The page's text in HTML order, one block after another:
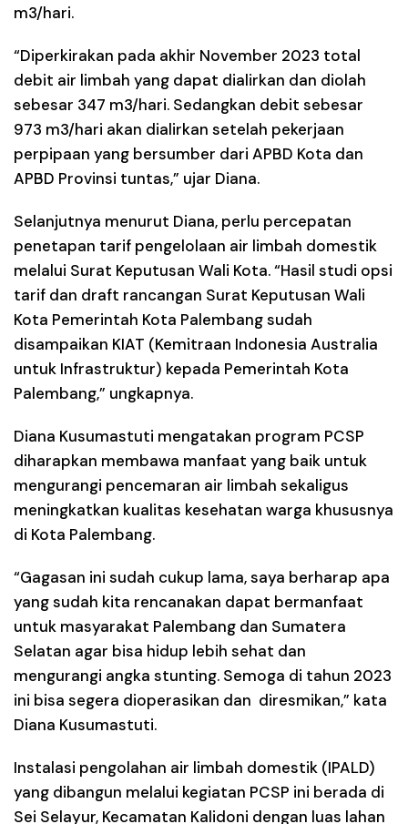
m3/hari.
“Diperkirakan pada akhir November 2023 total
debit air limbah yang dapat dialirkan dan diolah
sebesar 347 m3/hari. Sedangkan debit sebesar
973 m3/hari akan dialirkan setelah pekerjaan
perpipaan yang bersumber dari APBD Kota dan
APBD Provinsi tuntas,” ujar Diana.
Selanjutnya menurut Diana, perlu percepatan
penetapan tarif pengelolaan air limbah domestik
melalui Surat Keputusan Wali Kota. “Hasil studi opsi
tarif dan draft rancangan Surat Keputusan Wali
Kota Pemerintah Kota Palembang sudah
disampaikan KIAT (Kemitraan Indonesia Australia
untuk Infrastruktur) kepada Pemerintah Kota
Palembang,” ungkapnya.
Diana Kusumastuti mengatakan program PCSP
diharapkan membawa manfaat yang baik untuk
mengurangi pencemaran air limbah sekaligus
meningkatkan kualitas kesehatan warga khususnya
di Kota Palembang.
“Gagasan ini sudah cukup lama, saya berharap apa
yang sudah kita rencanakan dapat bermanfaat
untuk masyarakat Palembang dan Sumatera
Selatan agar bisa hidup lebih sehat dan
mengurangi angka stunting. Semoga di tahun 2023
ini bisa segera dioperasikan dan diresmikan,” kata
Diana Kusumastuti.
Instalasi pengolahan air limbah domestik (IPALD)
yang dibangun melalui kegiatan PCSP ini berada di
Sei Selayur, Kecamatan Kalidoni dengan luas lahan